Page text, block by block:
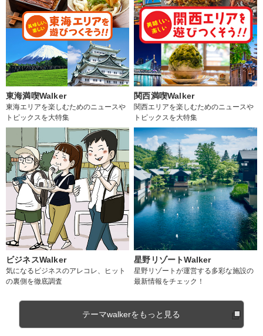
東海満喫Walker
東海エリアを楽しむためのニュースや
トピックスを大特集
関西満喫Walker
関西エリアを楽しむためのニュースや
トピックスを大特集
ビジネスWalker
気になるビジネスのアレコレ、ヒット
の裏側を徹底調査
星野リゾートWalker
星野リゾートが運営する多彩な施設の
最新情報をチェック！
テーマwalkerをもっと見る